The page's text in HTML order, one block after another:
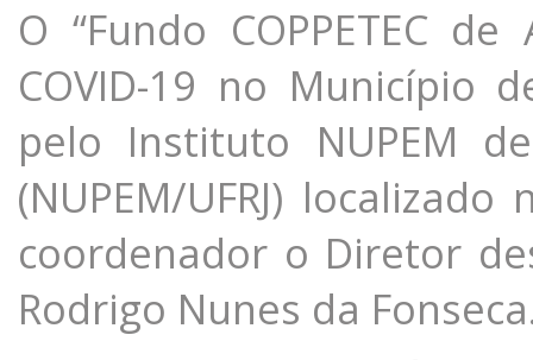
O “Fundo COPPETEC
COVID-19 no Município
pelo Instituto NUPEM
(NUPEM/UFRJ)
coordenador o Diretor
Rodrigo Nunes da